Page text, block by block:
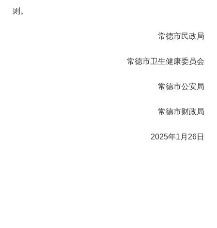
则。
常德市民政局
常德市卫生健康委员会
常德市公安局
常德市财政局
2025年1月26日